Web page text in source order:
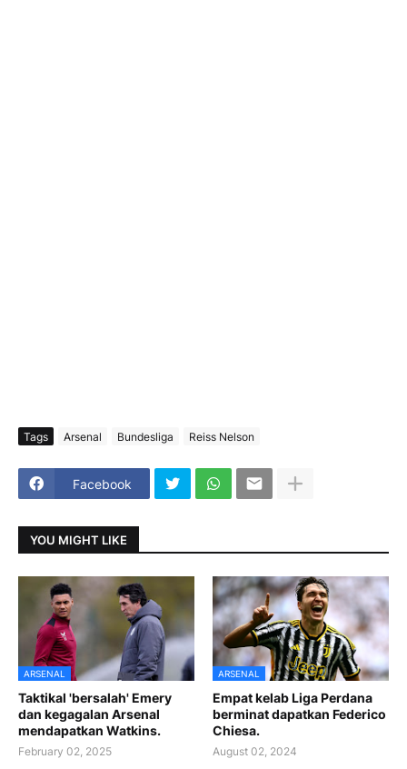
Tags Arsenal Bundesliga Reiss Nelson
Facebook
YOU MIGHT LIKE
ARSENAL
Taktikal 'bersalah' Emery
dan kegagalan Arsenal
mendapatkan Watkins.
February 02, 2025
ARSENAL
Empat kelab Liga Perdana
berminat dapatkan Federico
Chiesa.
August 02, 2024